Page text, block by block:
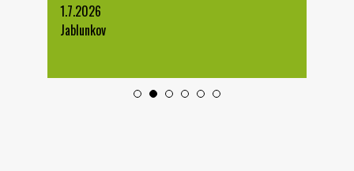
1.7.2026
Jablunkov